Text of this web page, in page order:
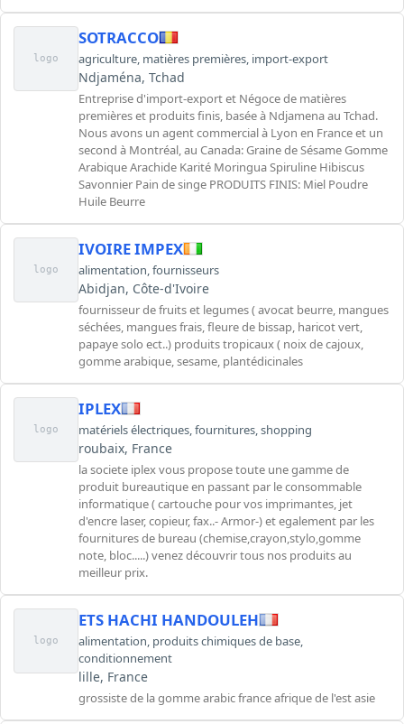
logo
SOTRACCO
agriculture, matières premières, import-export
Ndjaména, Tchad
Entreprise d'import-export et Négoce de matières
premières et produits finis, basée à Ndjamena au Tchad.
Nous avons un agent commercial à Lyon en France et un
second à Montréal, au Canada: Graine de Sésame Gomme
Arabique Arachide Karité Moringua Spiruline Hibiscus
Savonnier Pain de singe PRODUITS FINIS: Miel Poudre
Huile Beurre
logo
IVOIRE IMPEX
alimentation,fournisseurs
Abidjan, Côte-d'Ivoire
fournisseur de fruits et legumes ( avocat beurre, mangues
séchées, mangues frais, fleure de bissap, haricot vert,
papaye solo ect..) produits tropicaux ( noix de cajoux,
gomme arabique, sesame, plantédicinales
logo
IPLEX
matériels électriques,fournitures,shopping
roubaix, France
la societe iplex vous propose toute une gamme de
produit bureautique en passant par le consommable
informatique ( cartouche pour vos imprimantes, jet
d'encre laser, copieur, fax..- Armor-) et egalement par les
fournitures de bureau (chemise,crayon,stylo,gomme
note, bloc.....) venez découvrir tous nos produits au
meilleur prix.
logo
ETS HACHI HANDOULEH
alimentation, produits chimiques de base,
conditionnement
lille, France
grossiste de la gomme arabic france afrique de l'est asie